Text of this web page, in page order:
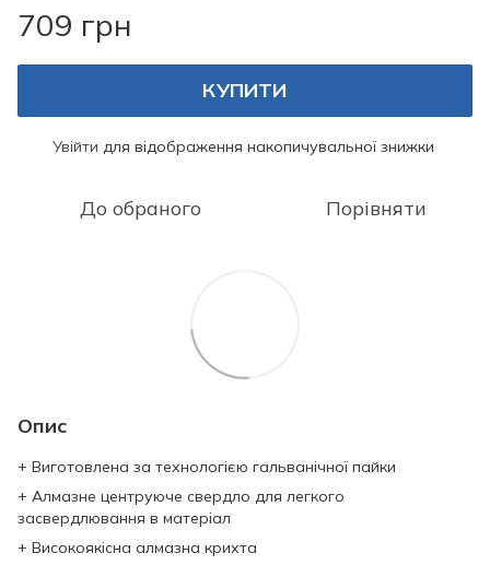
709 грн
КУПИТИ
Увійти для відображення накопичувальної знижки
До обраного Порівняти
Опис
+ Виготовлена за технологією гальванічної пайки
+ Алмазне центруюче свердло для легкого
засвердлювання в матеріал
+ Високоякісна алмазна крихта